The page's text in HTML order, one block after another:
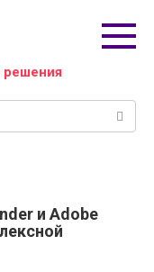
и Adobe